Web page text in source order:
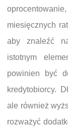
miesięcznych
aby znaleźć
istotnym
powinien być
kredytobiorcy.
ale również
rozważyć